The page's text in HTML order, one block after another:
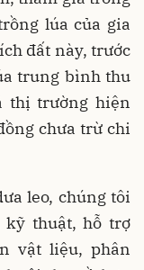
lúa của gia
đất này, trước
trung bình thu
thị trường hiện
chưa trừ chi
leo, chúng tôi
kỹ thuật, hỗ trợ
vật liệu, phân